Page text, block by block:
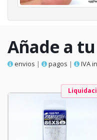
Añade a
envios | pagos | IVA